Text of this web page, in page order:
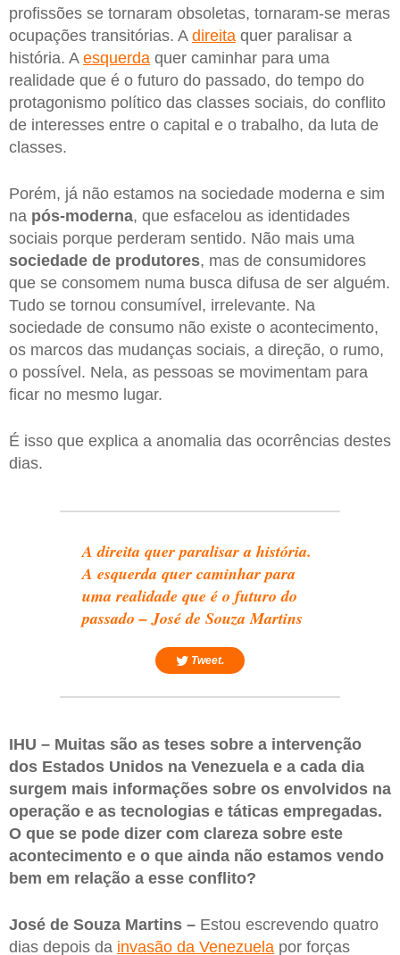
profissões se tornaram obsoletas, tornaram-se meras
ocupações transitórias. A direita quer paralisar a
história. A esquerda quer caminhar para uma
realidade que é o futuro do passado, do tempo do
protagonismo político das classes sociais, do conflito
de interesses entre o capital e o trabalho, da luta de
classes.
Porém, já não estamos na sociedade moderna e sim
na pós-moderna, que esfacelou as identidades
sociais porque perderam sentido. Não mais uma
sociedade de produtores, mas de consumidores
que se consomem numa busca difusa de ser alguém.
Tudo se tornou consumível, irrelevante. Na
sociedade de consumo não existe o acontecimento,
os marcos das mudanças sociais, a direção, o rumo,
o possível. Nela, as pessoas se movimentam para
ficar no mesmo lugar.
É isso que explica a anomalia das ocorrências destes
dias.
A direita quer paralisar a história.
A esquerda quer caminhar para
uma realidade que é o futuro do
passado – José de Souza Martins
Tweet.
IHU – Muitas são as teses sobre a intervenção
dos Estados Unidos na Venezuela e a cada dia
surgem mais informações sobre os envolvidos na
operação e as tecnologias e táticas empregadas.
O que se pode dizer com clareza sobre este
acontecimento e o que ainda não estamos vendo
bem em relação a esse conflito?
José de Souza Martins – Estou escrevendo quatro
dias depois da invasão da Venezuela por forças